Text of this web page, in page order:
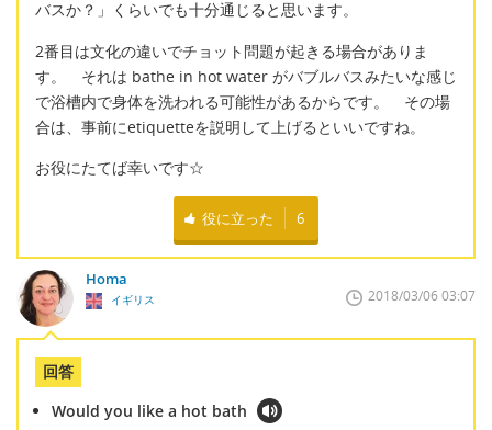
バスか？」くらいでも十分通じると思います。
2番目は文化の違いでチョット問題が起きる場合がありま
す。 それは bathe in hot water がバブルバスみたいな感じ
で浴槽内で身体を洗われる可能性があるからです。 その場
合は、事前にetiquetteを説明して上げるといいですね。
お役にたてば幸いです☆
役に立った 6
Homa
イギリス 2018/03/06 03:07
回答
Would you like a hot bath